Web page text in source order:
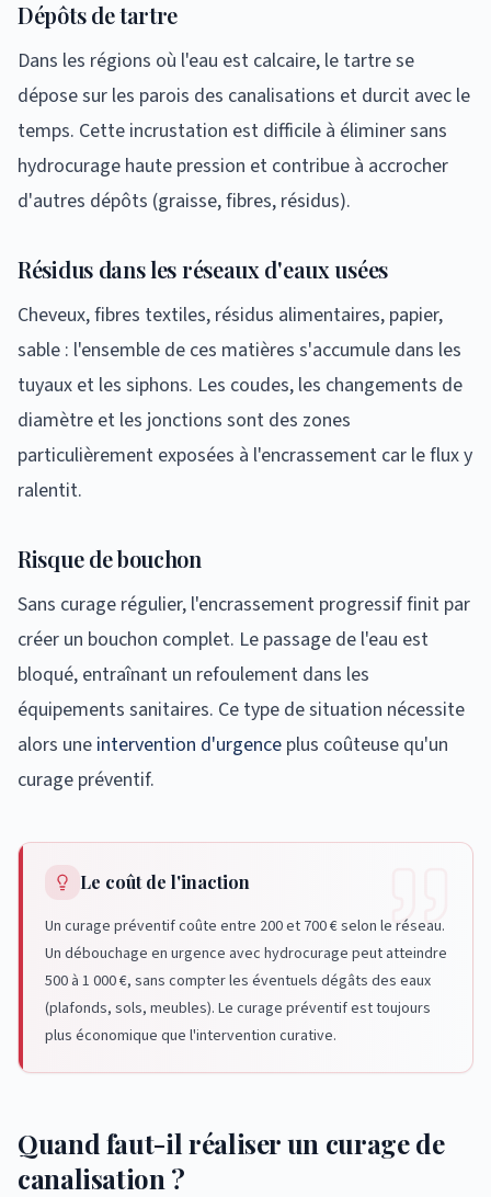
Dépôts de tartre
Dans les régions où l'eau est calcaire, le tartre se
dépose sur les parois des canalisations et durcit avec le
temps. Cette incrustation est difficile à éliminer sans
hydrocurage haute pression et contribue à accrocher
d'autres dépôts (graisse, fibres, résidus).
Résidus dans les réseaux d'eaux usées
Cheveux, fibres textiles, résidus alimentaires, papier,
sable : l'ensemble de ces matières s'accumule dans les
tuyaux et les siphons. Les coudes, les changements de
diamètre et les jonctions sont des zones
particulièrement exposées à l'encrassement car le flux y
ralentit.
Risque de bouchon
Sans curage régulier, l'encrassement progressif finit par
créer un bouchon complet. Le passage de l'eau est
bloqué, entraînant un refoulement dans les
équipements sanitaires. Ce type de situation nécessite
alors une intervention d'urgence plus coûteuse qu'un
curage préventif.
Le coût de l'inaction
Un curage préventif coûte entre 200 et 700 € selon le réseau.
Un débouchage en urgence avec hydrocurage peut atteindre
500 à 1 000 €, sans compter les éventuels dégâts des eaux
(plafonds, sols, meubles). Le curage préventif est toujours
plus économique que l'intervention curative.
Quand faut-il réaliser un curage de
canalisation ?